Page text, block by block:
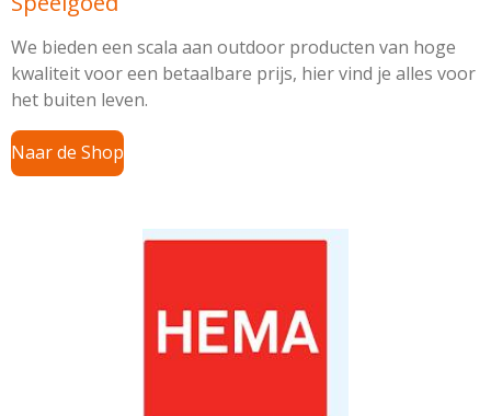
We bieden een scala aan outdoor producten van hoge
kwaliteit voor een betaalbare prijs, hier vind je alles voor
het buiten leven.
Naar de Shop